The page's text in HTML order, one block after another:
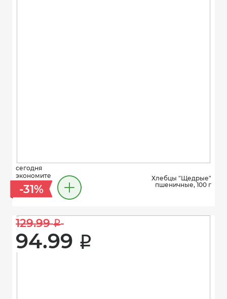
сегодня
экономите
-31%
Хлебцы "Щедрые"
пшеничные, 100 г
129.99 i
94.99 i